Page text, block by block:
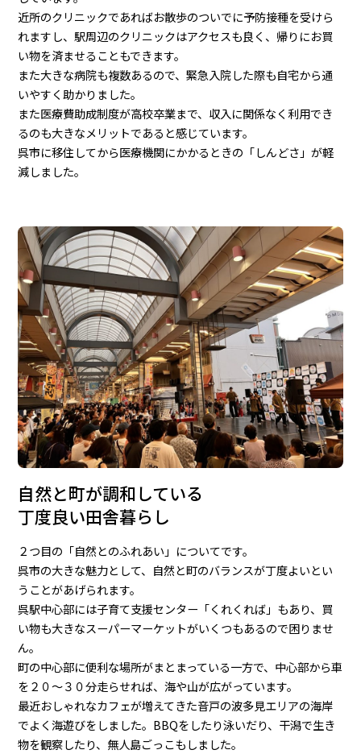
近所のクリニックであればお散歩のついでに予防接種を受けら
れますし、駅周辺のクリニックはアクセスも良く、帰りにお買
い物を済ませることもできます。
また大きな病院も複数あるので、緊急入院した際も自宅から通
いやすく助かりました。
また医療費助成制度が高校卒業まで、収入に関係なく利用でき
るのも大きなメリットであると感じています。
呉市に移住してから医療機関にかかるときの「しんどさ」が軽
減しました。
自然と町が調和している
丁度良い田舎暮らし
２つ目の「自然とのふれあい」についてです。
呉市の大きな魅力として、自然と町のバランスが丁度よいとい
うことがあげられます。
呉駅中心部には子育て支援センター「くれくれば」もあり、買
い物も大きなスーパーマーケットがいくつもあるので困りませ
ん。
町の中心部に便利な場所がまとまっている一方で、中心部から車
を２０～３０分走らせれば、海や山が広がっています。
最近おしゃれなカフェが増えてきた音戸の波多見エリアの海岸
でよく海遊びをしました。BBQをしたり泳いだり、干潟で生き
物を観察したり、無人島ごっこもしました。